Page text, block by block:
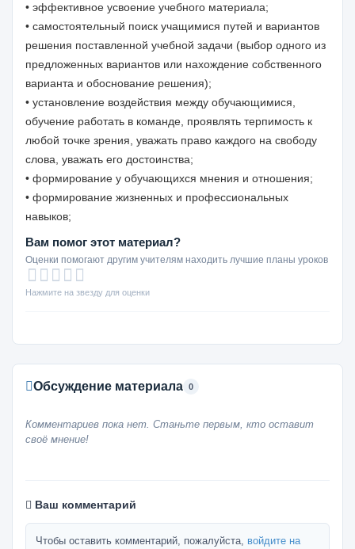
• эффективное усвоение учебного материала;
• самостоятельный поиск учащимися путей и вариантов
решения поставленной учебной задачи (выбор одного из
предложенных вариантов или нахождение собственного
варианта и обоснование решения);
• установление воздействия между обучающимися,
обучение работать в команде, проявлять терпимость к
любой точке зрения, уважать право каждого на свободу
слова, уважать его достоинства;
• формирование у обучающихся мнения и отношения;
• формирование жизненных и профессиональных
навыков;
Вам помог этот материал?
Оценки помогают другим учителям находить лучшие планы уроков
Нажмите на звезду для оценки
Обсуждение материала 0
Комментариев пока нет. Станьте первым, кто оставит
своё мнение!
Ваш комментарий
Чтобы оставить комментарий, пожалуйста, войдите на